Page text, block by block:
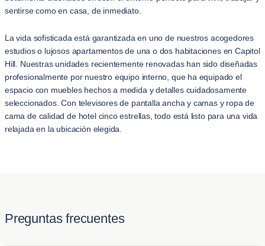
sentirse como en casa, de inmediato.
La vida sofisticada está garantizada en uno de nuestros acogedores
estudios o lujosos apartamentos de una o dos habitaciones en Capitol
Hill. Nuestras unidades recientemente renovadas han sido diseñadas
profesionalmente por nuestro equipo interno, que ha equipado el
espacio con muebles hechos a medida y detalles cuidadosamente
seleccionados. Con televisores de pantalla ancha y camas y ropa de
cama de calidad de hotel cinco estrellas, todo está listo para una vida
relajada en la ubicación elegida.
Preguntas frecuentes